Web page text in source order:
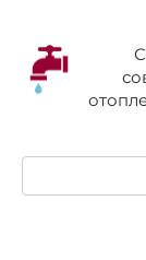
контенту
Поиск: